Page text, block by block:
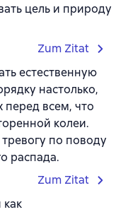
цель и природу
Zum Zitat
естественную
настолько,
перед всем, что
колеи.
по поводу
распада.
Zum Zitat